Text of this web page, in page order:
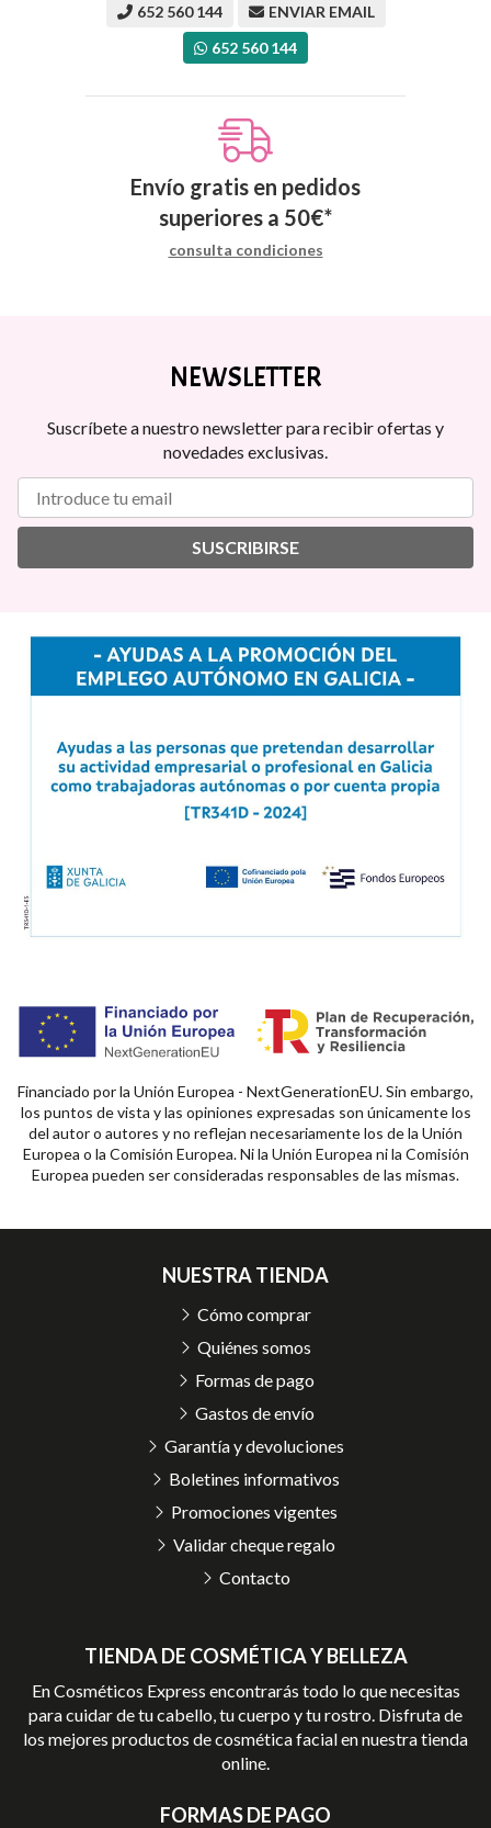
652 560 144
ENVIAR EMAIL
652 560 144
Envío gratis en pedidos
superiores a 50€*
consulta condiciones
NEWSLETTER
Suscríbete a nuestro newsletter para recibir ofertas y
novedades exclusivas.
SUSCRIBIRSE
Financiado por la Unión Europea - NextGenerationEU. Sin embargo,
los puntos de vista y las opiniones expresadas son únicamente los
del autor o autores y no reflejan necesariamente los de la Unión
Europea o la Comisión Europea. Ni la Unión Europea ni la Comisión
Europea pueden ser consideradas responsables de las mismas.
TIENDA DE COSMÉTICA Y BELLEZA
En Cosméticos Express encontrarás todo lo que necesitas
para cuidar de tu cabello, tu cuerpo y tu rostro. Disfruta de
los mejores productos de cosmética facial en nuestra tienda
online.
FORMAS DE PAGO
NUESTRA TIENDA
Cómo comprar
Quiénes somos
Formas de pago
Gastos de envío
Garantía y devoluciones
Boletines informativos
Promociones vigentes
Validar cheque regalo
Contacto